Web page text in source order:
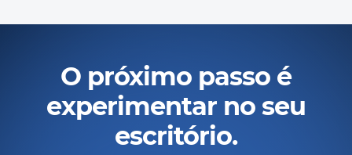
O próximo passo é
experimentar no seu
escritório.